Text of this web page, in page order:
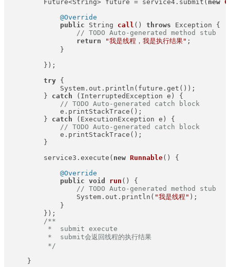
        Future<String> future = service4.submit(
new
@Override
public String call () throws Exception {
// TODO Auto-generated method stub
return
"我是线程，我是执行结果" ;
            }
        });
try {
            System.out.println(future.get());
        }
catch (InterruptedException e) {
// TODO Auto-generated catch block
            e.printStackTrace();
        }
catch (ExecutionException e) {
// TODO Auto-generated catch block
            e.printStackTrace();
        }
        service3.execute(
new Runnable() {
@Override
public void run ()
{
// TODO Auto-generated method stub
                System.out.println(
"我是线程" );
            }
        });
/**
         *  submit execute
         *  submit会返回线程的执行结果
         */
    }